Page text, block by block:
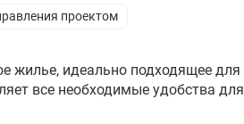
проектом
жилье, идеально подходящее для
все необходимые удобства для